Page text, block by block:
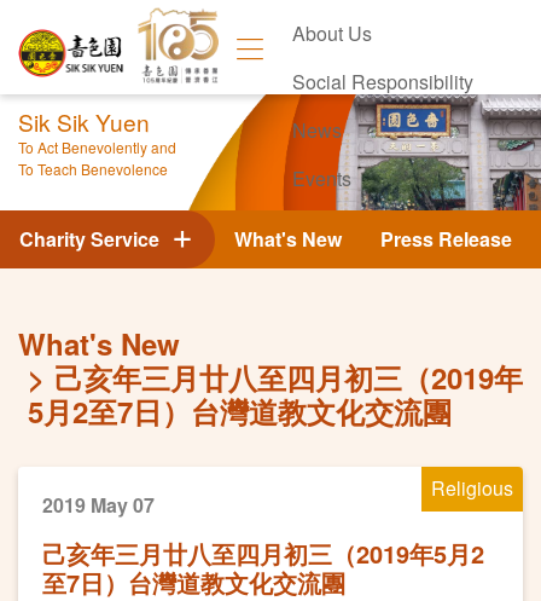
About Us
Social Responsibility
News
Events
Contact Us
Sik Sik Yuen
To Act Benevolently and
To Teach Benevolence
What's New Press Release
Charity Service
What's New
己亥年三月廿八至四月初三（2019年
5月2至7日）台灣道教文化交流團
Religious
2019 May 07
己亥年三月廿八至四月初三（2019年5月2
至7日）台灣道教文化交流團